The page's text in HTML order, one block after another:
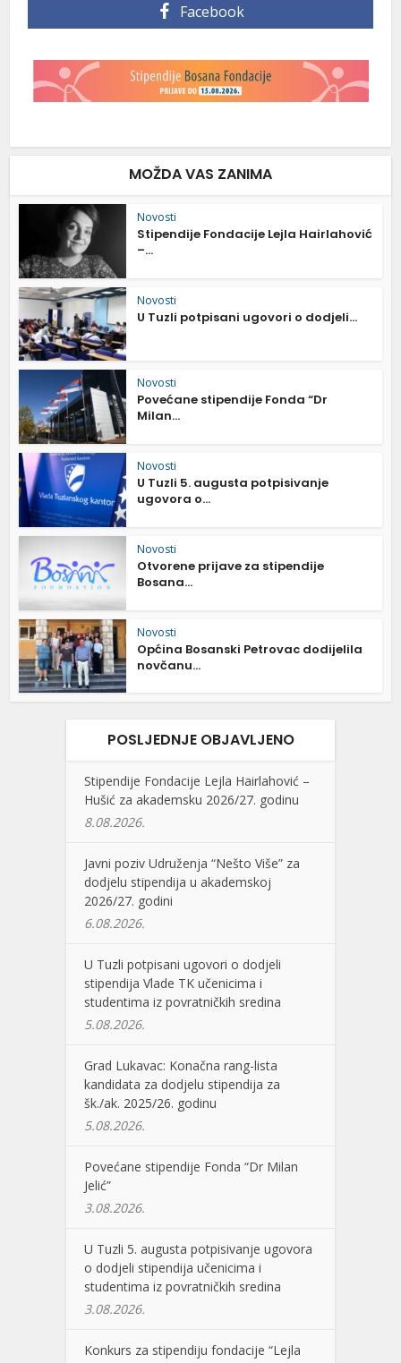
Facebook
MOŽDA VAS ZANIMA
Novosti
Stipendije Fondacije Lejla Hairlahović
–...
Novosti
U Tuzli potpisani ugovori o dodjeli...
Novosti
Povećane stipendije Fonda “Dr
Milan...
Novosti
U Tuzli 5. augusta potpisivanje
ugovora o...
Novosti
Otvorene prijave za stipendije
Bosana...
Novosti
Općina Bosanski Petrovac dodijelila
novčanu...
POSLJEDNJE OBJAVLJENO
Stipendije Fondacije Lejla Hairlahović –
Hušić za akademsku 2026/27. godinu
8.08.2026.
Javni poziv Udruženja “Nešto Više” za
dodjelu stipendija u akademskoj
2026/27. godini
6.08.2026.
U Tuzli potpisani ugovori o dodjeli
stipendija Vlade TK učenicima i
studentima iz povratničkih sredina
5.08.2026.
Grad Lukavac: Konačna rang-lista
kandidata za dodjelu stipendija za
šk./ak. 2025/26. godinu
5.08.2026.
Povećane stipendije Fonda “Dr Milan
Jelić”
3.08.2026.
U Tuzli 5. augusta potpisivanje ugovora
o dodjeli stipendija učenicima i
studentima iz povratničkih sredina
3.08.2026.
Konkurs za stipendiju fondacije “Lejla